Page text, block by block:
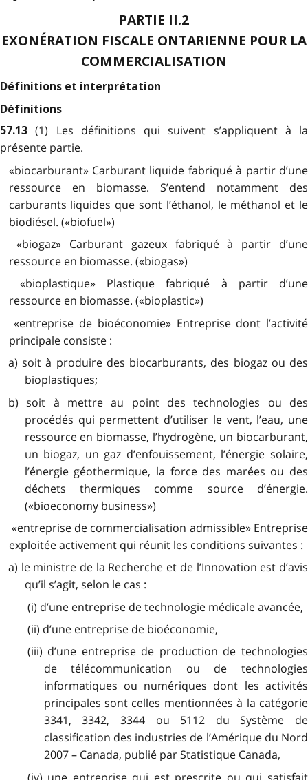
PARTIE II.2
EXONÉRATION FISCALE ONTARIENNE POUR LA
COMMERCIALISATION
Définitions et interprétation
Définitions
57.13(1) Les définitions qui suivent s’appliquent à la
présente partie.
«biocarburant» Carburant liquide fabriqué à partir d’une
ressource en biomasse. S’entend notamment des
carburants liquides que sont l’éthanol, le méthanol et le
biodiésel. («biofuel»)
«biogaz» Carburant gazeux fabriqué à partir d’une
ressource en biomasse. («biogas»)
«bioplastique» Plastique fabriqué à partir d’une
ressource en biomasse. («bioplastic»)
«entreprise de bioéconomie» Entreprise dont l’activité
principale consiste :
a) soit à produire des biocarburants, des biogaz ou des
bioplastiques;
b) soit à mettre au point des technologies ou des
procédés qui permettent d’utiliser le vent, l’eau, une
ressource en biomasse, l’hydrogène, un biocarburant,
un biogaz, un gaz d’enfouissement, l’énergie solaire,
l’énergie géothermique, la force des marées ou des
déchets thermiques comme source d’énergie.
(«bioeconomy business»)
«entreprise de commercialisation admissible» Entreprise
exploitée activement qui réunit les conditions suivantes :
a) le ministre de la Recherche et de l’Innovation est d’avis
qu’il s’agit, selon le cas :
(i) d’une entreprise de technologie médicale avancée,
(ii) d’une entreprise de bioéconomie,
(iii) d’une entreprise de production de technologies
de télécommunication ou de technologies
informatiques ou numériques dont les activités
principales sont celles mentionnées à la catégorie
3341, 3342, 3344 ou 5112 du Système de
classification des industries de l’Amérique du Nord
2007 – Canada, publié par Statistique Canada,